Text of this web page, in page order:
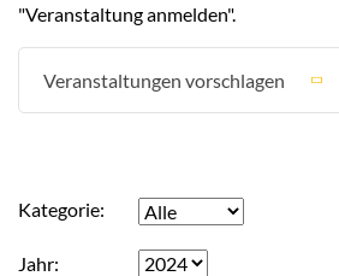
"Veranstaltung anmelden".
Veranstaltungen vorschlagen
Kategorie
Jahr